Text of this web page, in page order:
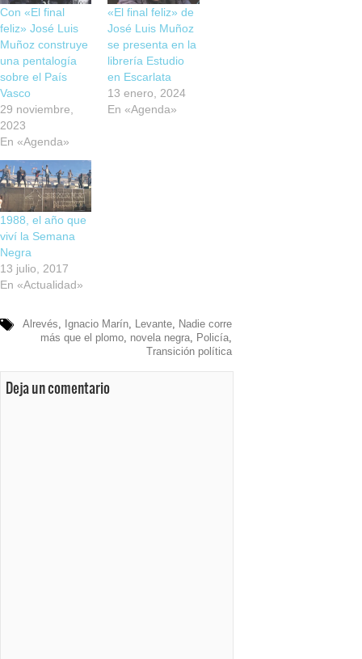
Con «El final
feliz» José Luis
Muñoz construye
una pentalogía
sobre el País
Vasco
29 noviembre,
2023
En «Agenda»
«El final feliz» de
José Luis Muñoz
se presenta en la
librería Estudio
en Escarlata
13 enero, 2024
En «Agenda»
1988, el año que
viví la Semana
Negra
13 julio, 2017
En «Actualidad»
Alrevés, Ignacio Marín, Levante, Nadie corre
más que el plomo, novela negra, Policía,
Transición política
Deja un comentario